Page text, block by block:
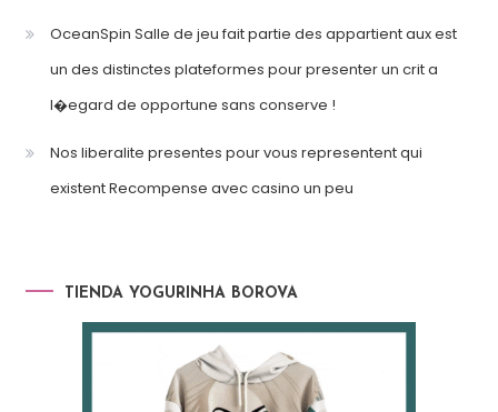
OceanSpin Salle de jeu fait partie des appartient aux est
un des distinctes plateformes pour presenter un crit a
l�egard de opportune sans conserve !
Nos liberalite presentes pour vous representent qui
existent Recompense avec casino un peu
TIENDA YOGURINHA BOROVA